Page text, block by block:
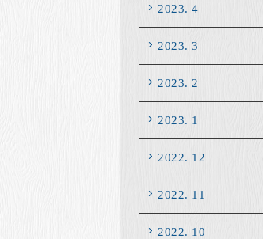
2023. 4
2023. 3
2023. 2
2023. 1
2022. 12
2022. 11
2022. 10